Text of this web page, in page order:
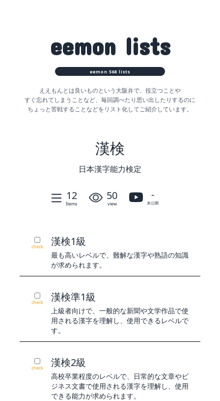
eemon lists
eemon 568 lists
ええもんとは良いものという大阪弁で、役立つことや
すぐ忘れてしまうことなど、 毎回調べたり思い出したりするのに
ちょっと苦戦することなどをリスト化してご紹介しています。
漢検
日本漢字能力検定
12
Items
50
view
-
未公開
check 漢検1級
最も高いレベルで、難解な漢字や熟語の知識
が求められます。
check 漢検準1級
上級者向けで、一般的な新聞や文学作品で使
用される漢字を理解し、使用できるレベルで
す。
check 漢検2級
高校卒業程度のレベルで、日常的な文章やビ
ジネス文書で使用される漢字を理解し、使用
できる能力が求められます。